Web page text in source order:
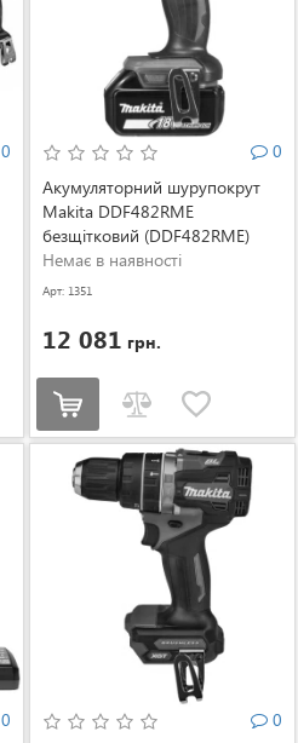
0
0
Акумуляторний шурупокрут
Makita DDF482RME
безщітковий (DDF482RME)
Немає в наявності
Арт: 1351
12 081 грн.
0
0